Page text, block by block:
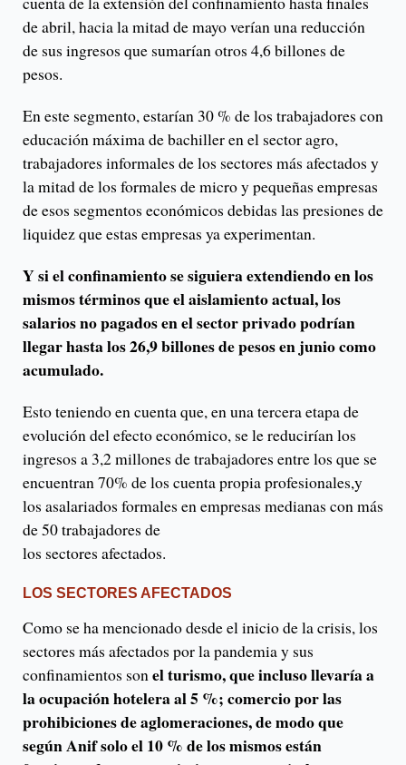
de abril, hacia la mitad de mayo verían una reducción
de sus ingresos que sumarían otros 4,6 billones de
pesos.
En este segmento, estarían 30 % de los trabajadores con
educación máxima de bachiller en el sector agro,
trabajadores informales de los sectores más afectados y
la mitad de los formales de micro y pequeñas empresas
de esos segmentos económicos debidas las presiones de
liquidez que estas empresas ya experimentan.
Y si el confinamiento se siguiera extendiendo en los
mismos términos que el aislamiento actual, los
salarios no pagados en el sector privado podrían
llegar hasta los 26,9 billones de pesos en junio como
acumulado.
Esto teniendo en cuenta que, en una tercera etapa de
evolución del efecto económico, se le reducirían los
ingresos a 3,2 millones de trabajadores entre los que se
encuentran 70% de los cuenta propia profesionales,y
los asalariados formales en empresas medianas con más
de 50 trabajadores de
los sectores afectados.
LOS SECTORES AFECTADOS
Como se ha mencionado desde el inicio de la crisis, los
sectores más afectados por la pandemia y sus
confinamientos sonel turismo, que incluso llevaría a
la ocupación hotelera al 5 %; comercio por las
prohibiciones de aglomeraciones, de modo que
según Anif solo el 10 % de los mismos están